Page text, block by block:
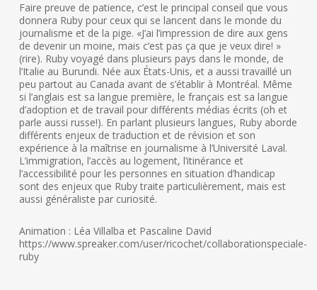
Faire preuve de patience, c’est le principal conseil que vous
donnera Ruby pour ceux qui se lancent dans le monde du
journalisme et de la pige. «J’ai l’impression de dire aux gens
de devenir un moine, mais c’est pas ça que je veux dire! »
(rire). Ruby voyagé dans plusieurs pays dans le monde, de
l’Italie au Burundi. Née aux États-Unis, et a aussi travaillé un
peu partout au Canada avant de s’établir à Montréal. Même
si l’anglais est sa langue première, le français est sa langue
d’adoption et de travail pour différents médias écrits (oh et
parle aussi russe!). En parlant plusieurs langues, Ruby aborde
différents enjeux de traduction et de révision et son
expérience à la maîtrise en journalisme à l’Université Laval.
L’immigration, l’accès au logement, l’itinérance et
l’accessibilité pour les personnes en situation d’handicap
sont des enjeux que Ruby traite particulièrement, mais est
aussi généraliste par curiosité.
Animation : Léa Villalba et Pascaline David
https://www.spreaker.com/user/ricochet/collaborationspeciale-
ruby